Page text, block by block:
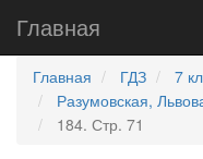
Главная
Главная ГДЗ 7
Разумовская,
184. Стр. 71